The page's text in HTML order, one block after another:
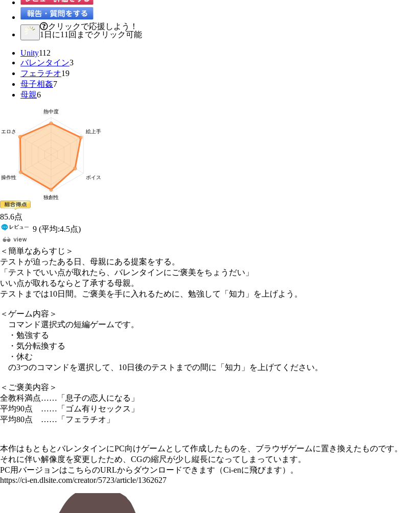
クリックで応援しよう！
1日に11回までクリック可能
Unity112
バレンタイン3
フェラチオ19
母子相姦7
母親6
85.6点
9 (平均:4.5点)
＜簡単なあらすじ＞
テストが迫ったある日、母親にある提案をする。
「テストでいい点が取れたら、バレンタインにご褒美をちょうだい」
いい点が取れるならと了承する母親。
テストまでは10日間。ご褒美を手に入れるために、勉強して「知力」を上げよう。
＜ゲーム内容＞
コマンド選択式の短編ゲームです。
・勉強する
・気分転換する
・休む
の3つのコマンドを選択して、10日後のテストまでの間に「知力」を上げてください。
＜ご褒美内容＞
全教科満点……「息子の恋人になる」
平均90点 ……「ゴム有りセックス」
平均80点 ……「フェラチオ」
本作はもともとバレンタインにPC向けゲームとして作成したものを、ブラウザゲームに置き換えたものです。
それに伴い解像度を変更したため、CGの縮尺が少し縦長になってしまっています。
PC用バージョンはこちらのURLからダウンロードできます（Ci-enに飛びます）。
https://ci-en.dlsite.com/creator/5723/article/1362627